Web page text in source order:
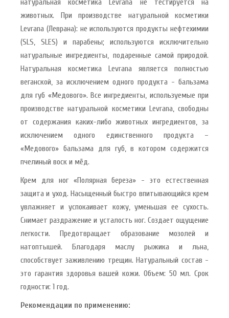
натуральная косметика Levrana не тестируется на
животных. При производстве натуральной косметики
Levrana (Леврана): не используются продукты нефтехимии
(SLS, SLES) и парабены; используются исключительно
натуральные ингредиенты, подаренные самой природой.
Натуральная косметика Levrana является полностью
веганской, за исключением одного продукта - бальзама
для губ «Медового». Все ингредиенты, используемые при
производстве натуральной косметики Levrana, свободны
от содержания каких-либо животных ингредиентов, за
исключением одного единственного продукта –
«Медового» бальзама для губ, в котором содержится
пчелиный воск и мёд.
Крем для ног «Полярная береза» - это естественная
защита и уход. Насыщенный быстро впитывающийся крем
увлажняет и успокаивает кожу, уменьшая ее сухость.
Снимает раздражение и усталость ног. Создает ощущение
легкости. Предотвращает образование мозолей и
натоптышей. Благодаря маслу рыжика и льна,
способствует заживлению трещин. Натуральный состав -
это гарантия здоровья вашей кожи. Объем: 50 мл. Срок
годности: 1 год.
Рекомендации по применению: